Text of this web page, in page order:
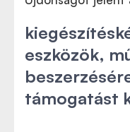
eszközök,
támogatást